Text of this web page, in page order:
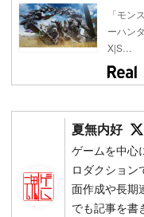
「モン
ーハン
X|S…
夏無内好
ゲームを中心
ロダクション
面作成や長期
でも記事を書